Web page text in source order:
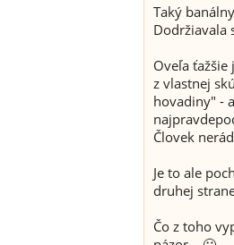
Taký
Dodržiavala
Oveľa
z vlastnej
hovadiny" -
Človek
Je to ale
druhej
Čo z toho